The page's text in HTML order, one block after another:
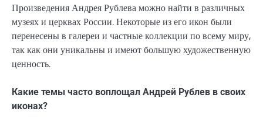
Произведения Андрея Рублева можно найти в различных
музеях и церквах России. Некоторые из его икон были
перенесены в галереи и частные коллекции по всему миру,
так как они уникальны и имеют большую художественную
ценность.
Какие темы часто воплощал Андрей Рублев в своих
иконах?